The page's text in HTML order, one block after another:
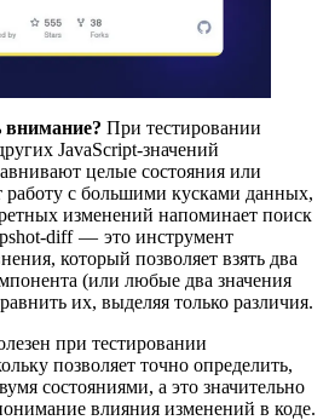
внимание? При тестировании
JavaScript-значений
целые состояния или
работу с большими кусками данных,
изменений напоминает поиск
diff — это инструмент
который позволяет взять два
(или любые два значения
их, выделяя только различия.
при тестировании
позволяет точно определить,
состояниями, а это значительно
влияния изменений в коде.